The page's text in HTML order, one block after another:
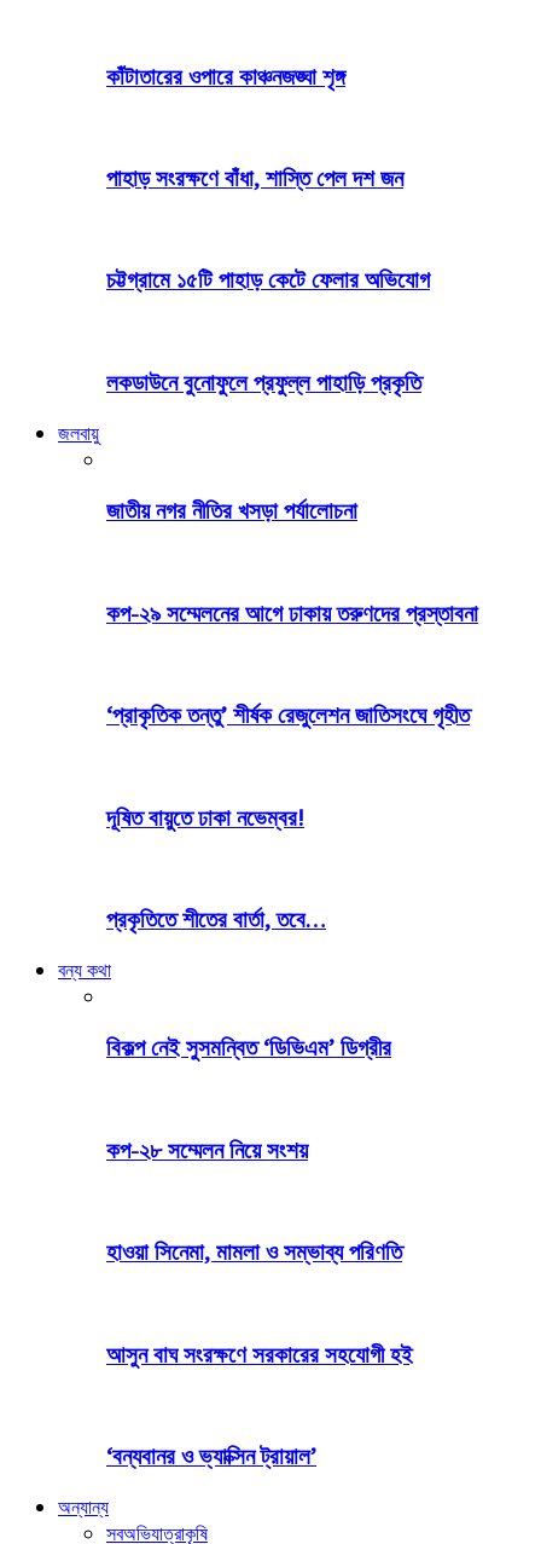
কাঁটাতারের ওপারে কাঞ্চনজঙ্ঘা শৃঙ্গ
পাহাড় সংরক্ষণে বাঁধা, শাস্তি পেল দশ জন
চট্টগ্রামে ১৫টি পাহাড় কেটে ফেলার অভিযোগ
লকডাউনে বুনোফুলে প্রফুল্ল পাহাড়ি প্রকৃতি
জলবায়ু
জাতীয় নগর নীতির খসড়া পর্যালোচনা
কপ-২৯ সম্মেলনের আগে ঢাকায় তরুণদের প্রস্তাবনা
‘প্রাকৃতিক তন্তু’ শীর্ষক রেজুলেশন জাতিসংঘে গৃহীত
দূষিত বায়ুতে ঢাকা নভেম্বর!
প্রকৃতিতে শীতের বার্তা, তবে…
বন্য কথা
বিকল্প নেই সুসমন্বিত ‘ডিভিএম’ ডিগ্রীর
কপ-২৮ সম্মেলন নিয়ে সংশয়
হাওয়া সিনেমা, মামলা ও সম্ভাব্য পরিণতি
আসুন বাঘ সংরক্ষণে সরকারের সহযোগী হই
‘বন্যবানর ও ভ্যাক্সিন ট্রায়াল’
অন্যান্য
সবঅভিযাত্রাকৃষি